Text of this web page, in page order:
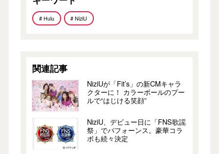
# Hulu # NiziU
関連記事
NiziUが「Fit’s」の新CMキャラ
クターに！ カラーボールのプー
ルで“はじける笑顔”
NiziU、デビュー日に「FNS歌謡
祭」でパフォーンス。豪華コラ
ボも続々決定